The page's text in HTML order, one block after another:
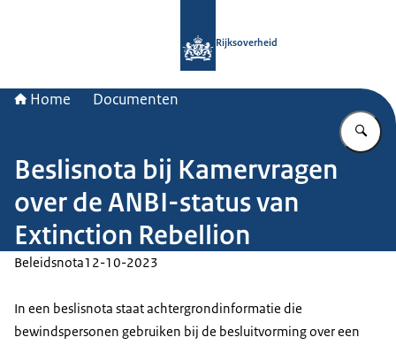
Rijksoverheid
Home Documenten
Beslisnota bij Kamervragen
over de ANBI-status van
Extinction Rebellion
Beleidsnota12-10-2023
In een beslisnota staat achtergrondinformatie die
bewindspersonen gebruiken bij de besluitvorming over een